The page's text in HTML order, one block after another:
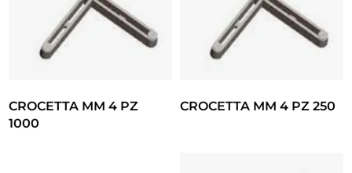
CROCETTA MM 4 PZ
1000
CROCETTA MM 4 PZ 250